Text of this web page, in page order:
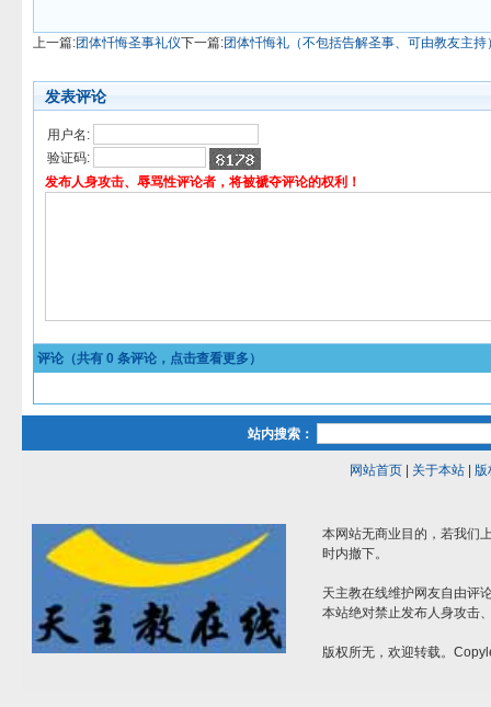
上一篇:团体忏悔圣事礼仪下一篇:团体忏悔礼（不包括告解圣事、可由教友主持
发表评论
用户名:
验证码:
发布人身攻击、辱骂性评论者，将被褫夺评论的权利！
评论（共有 0 条评论，点击查看更多）
站内搜索：
网站首页| 关于本站| 版
本网站无商业目的，若我们
时内撤下。
天主教在线维护网友自由评
本站绝对禁止发布人身攻击
版权所无，欢迎转载。